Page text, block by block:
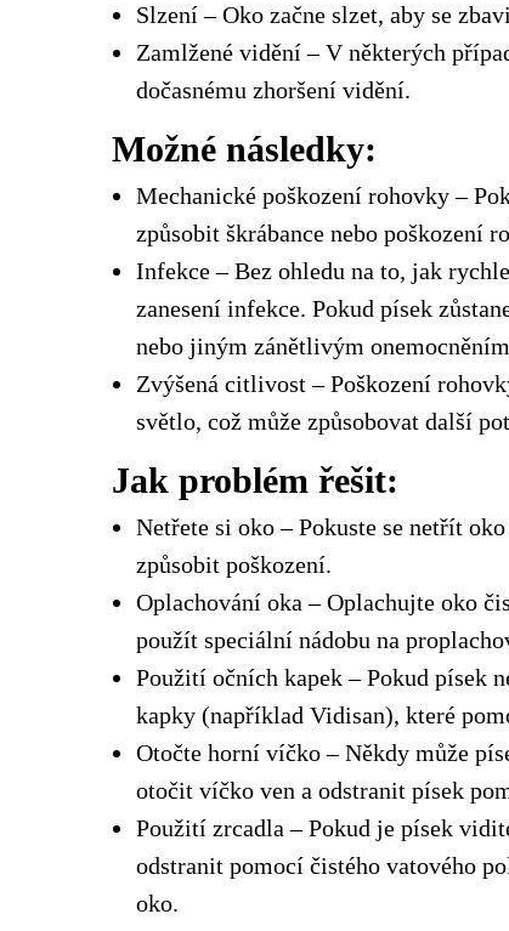
Slzení – Oko začne slzet, aby se
Zamlžené vidění – V některých
dočasnému zhoršení vidění.
Možné následky:
Mechanické poškození rohovky –
způsobit škrábance nebo poškození
Infekce – Bez ohledu na to, jak
zanesení infekce. Pokud písek
nebo jiným zánětlivým
Zvýšená citlivost – Poškození
světlo, což může způsobovat další
Jak problém řešit:
Netřete si oko – Pokuste se netřít
způsobit poškození.
Oplachování oka – Oplachujte oko
použít speciální nádobu na
Použití očních kapek – Pokud písek
kapky (například Vidisan), které
Otočte horní víčko – Někdy může
otočit víčko ven a odstranit písek
Použití zrcadla – Pokud je písek
odstranit pomocí čistého vatového
oko.